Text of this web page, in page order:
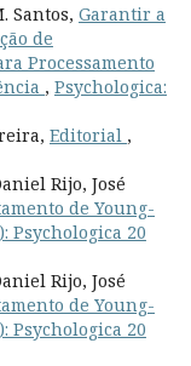
Santos, Garantir a
de
Processamento
, Psychologica:
Editorial ,
Rijo, José
de Young-
Psychologica 20
Rijo, José
de Young-
Psychologica 20